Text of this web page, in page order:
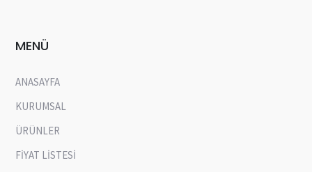
MENÜ
ANASAYFA
KURUMSAL
ÜRÜNLER
FİYAT LİSTESİ